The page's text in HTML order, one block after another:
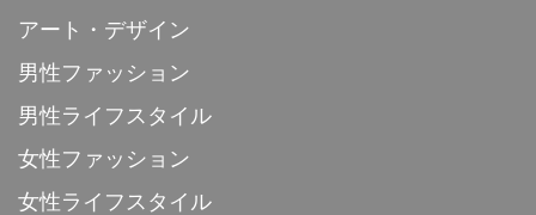
アート・デザイン
男性ファッション
男性ライフスタイル
女性ファッション
女性ライフスタイル